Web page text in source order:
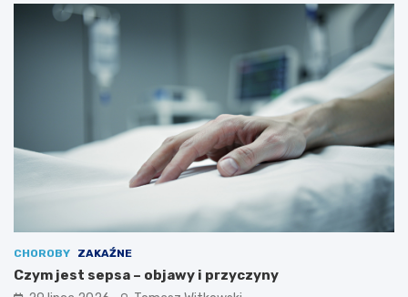
CHOROBY ZAKAŹNE
Czym jest sepsa – objawy i przyczyny